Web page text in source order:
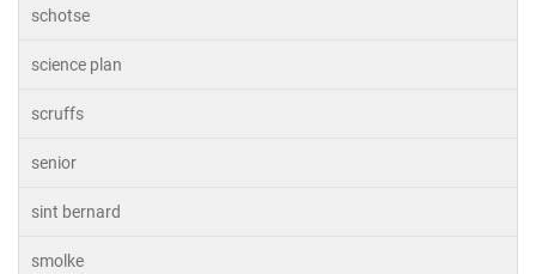
schotse
science plan
scruffs
senior
sint bernard
smolke